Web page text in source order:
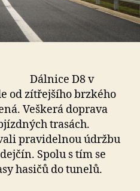
Dálnice D8 v
od zítřejšího brzkého
Veškerá doprava
trasách.
pravidelnou údržbu
Spolu s tím se
hasičů do tunelů.